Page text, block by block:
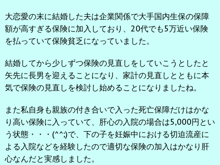
大恋愛の末に結婚した夫は企業関係で大手国内生保の保障
額が高すぎる保険に加入しており、20代でも5万近い保険
を払っていて保険貧乏になっていました。
結婚してから少しずつ保険の見直しをしていこうとしたと
矢先に長男を迎えることになり、家計の見直しとともに本
気で保険の見直しを検討し始めることになりましたね。
また私自身も親族の付き合いで入った死亡保障だけはかな
り高い保険に入っていて、肝心の入院の場合は5,000円とい
う状態・・・(^^;)で、下の子を妊娠中における切迫流産に
よる入院などを経験したので適切な保険の加入はかなり肝
心なんだと実感しました。